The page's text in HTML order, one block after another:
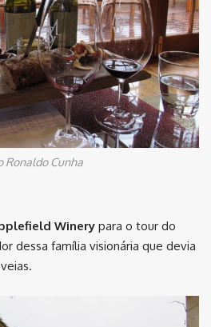
Ronaldo Cunha
Winery para o tour do
dessa família visionária que devia